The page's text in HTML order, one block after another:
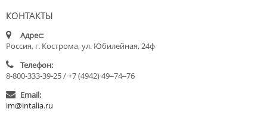
КОНТАКТЫ
Адрес:
Россия, г. Кострома, ул. Юбилейная, 24ф
Телефон:
8-800-333-39-25 / +7 (4942) 49‒74‒76
Email:
im@intalia.ru